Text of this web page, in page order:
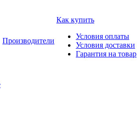
Производители
Как купить
Условия оплаты
Условия доставки
Гарантия на товар